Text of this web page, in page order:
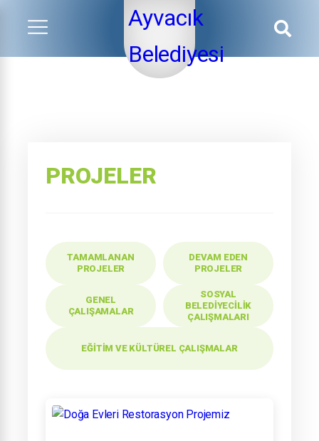
PROJELER
TAMAMLANAN
PROJELER
DEVAM EDEN
PROJELER
GENEL
ÇALIŞAMALAR
SOSYAL
BELEDIYECILIK
ÇALIŞMALARI
EĞITIM VE KÜLTÜREL ÇALIŞMALAR